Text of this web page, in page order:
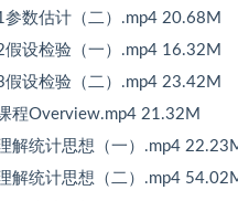
数估计（二）.mp4 20.68M
设检验（一）.mp4 16.32M
设检验（二）.mp4 23.42M
程Overview.mp4 21.32M
解统计思想（一）.mp4
解统计思想（二）.mp4